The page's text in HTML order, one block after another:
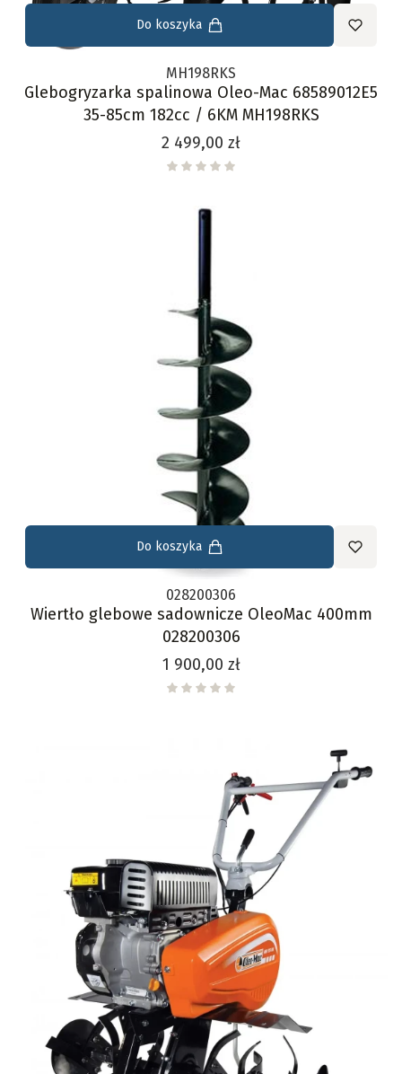
Do koszyka
MH198RKS
Glebogryzarka spalinowa Oleo-Mac 68589012E5
35-85cm 182cc / 6KM MH198RKS
Cena
2 499,00 zł
Do koszyka
028200306
Wiertło glebowe sadownicze OleoMac 400mm
028200306
Cena
1 900,00 zł